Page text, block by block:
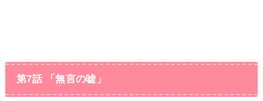
第7話 「無言の嘘」